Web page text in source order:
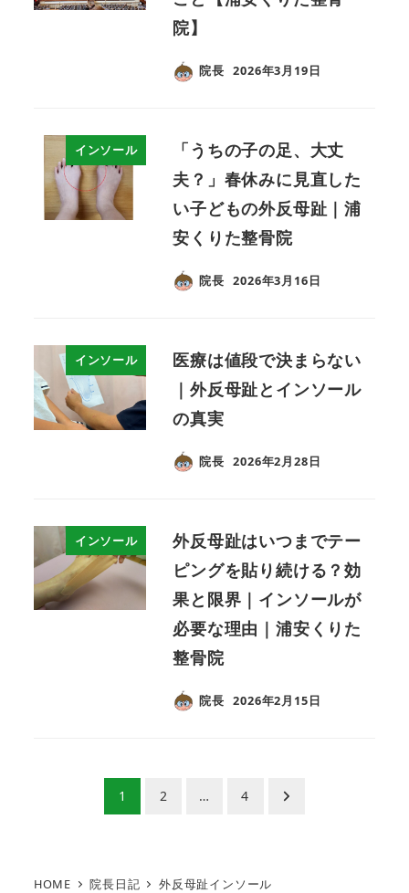
院】
院長 2026年3月19日
インソール
「うちの子の足、大丈
夫？」春休みに見直した
い子どもの外反母趾｜浦
安くりた整骨院
院長 2026年3月16日
インソール
医療は値段で決まらない
｜外反母趾とインソール
の真実
院長 2026年2月28日
インソール
外反母趾はいつまでテー
ピングを貼り続ける？効
果と限界｜インソールが
必要な理由｜浦安くりた
整骨院
院長 2026年2月15日
1 2 … 4
HOME 院長日記 外反母趾インソール